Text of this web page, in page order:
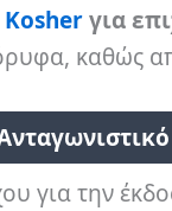
Kosherγια
καθώς
για την